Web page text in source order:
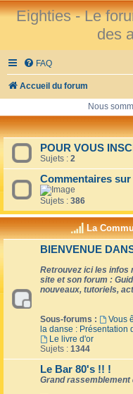
Eighties - Le
des
FAQ
Accueil du forum
Nous
POUR VOUS
Sujets : 2
Commentaires
Sujets : 386
La
BIENVENUE
Retrouvez ici les infos
site et son forum :
nouveaux, tutoriels,
Sous-forums : Vous
la danse : Présentation
Le livre d'or
Sujets : 1344
Le Bar 80's !! !
Grand